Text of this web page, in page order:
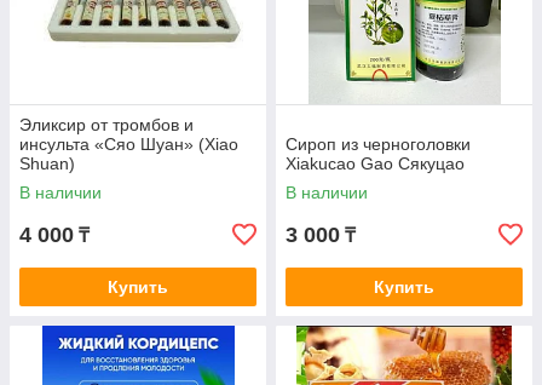
Эликсир от тромбов и
инсульта «Сяо Шуан» (Xiao
Shuan)
В наличии
4 000 ₸
Купить
Сироп из черноголовки
Xiakucao Gao Сякуцао
В наличии
3 000 ₸
Купить